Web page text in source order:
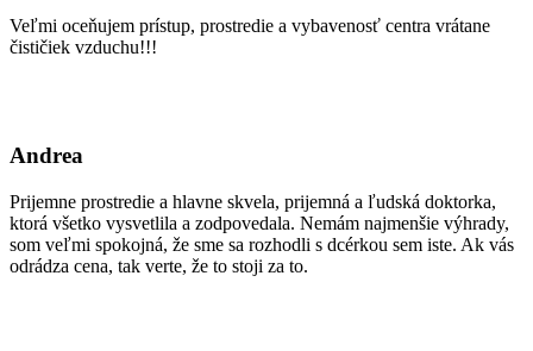
Veľmi oceňujem prístup, prostredie a vybavenosť centra vrátane
čističiek vzduchu!!!
Andrea
Prijemne prostredie a hlavne skvela, prijemná a ľudská doktorka,
ktorá všetko vysvetlila a zodpovedala. Nemám najmenšie výhrady,
som veľmi spokojná, že sme sa rozhodli s dcérkou sem iste. Ak vás
odrádza cena, tak verte, že to stoji za to.